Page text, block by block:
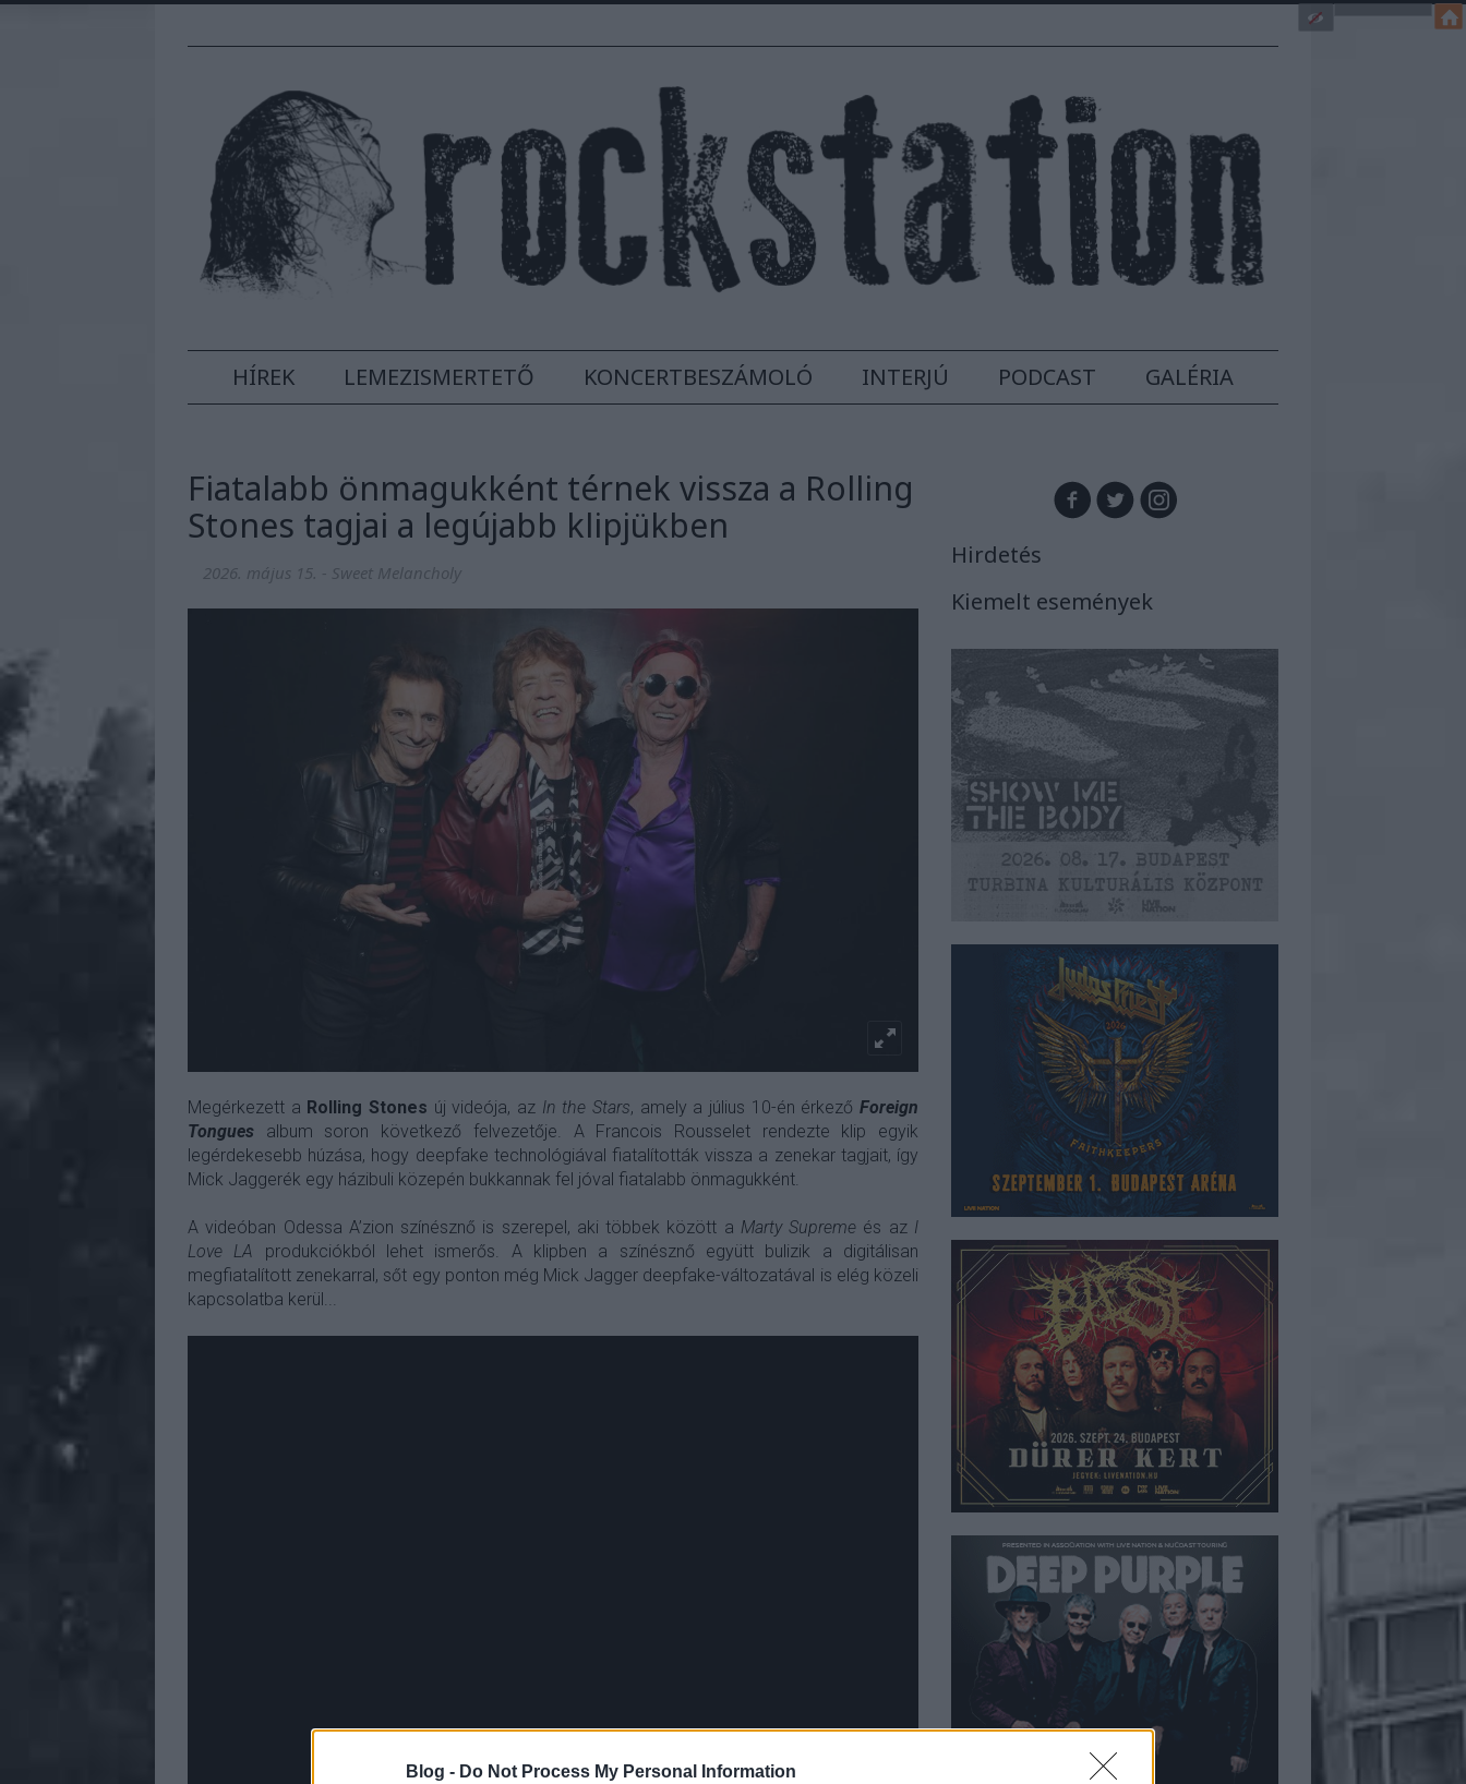
Blog - Do Not Process My Personal Information
HÍREK LEMEZISMERTETŐ KONCERTBESZÁMOLÓ INTERJÚ PODCAST GALÉRIA
Fiatalabb önmagukként térnek vissza a Rolling
Stones tagjai a legújabb klipjükben
2026. május 15. - Sweet Melancholy
Megérkezett a Rolling Stones új videója, az In the Stars, amely a július 10-én érkezőForeign
Tongues album soron következő felvezetője. A Francois Rousselet rendezte klip egyik
legérdekesebb húzása, hogy deepfake technológiával fiatalították vissza a zenekar tagjait, így
Mick Jaggerék egy házibuli közepén bukkannak fel jóval fiatalabb önmagukként.
A videóban Odessa A’zion színésznő is szerepel, aki többek között a Marty Supreme és az I
Love LA produkciókból lehet ismerős. A klipben a színésznő együtt bulizik a digitálisan
megfiatalított zenekarral, sőt egy ponton még Mick Jagger deepfake-változatával is elég közeli
kapcsolatba kerül...
Hirdetés
Kiemelt események